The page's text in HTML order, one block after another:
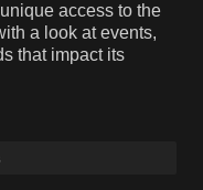
access to the
a look at events,
that impact its